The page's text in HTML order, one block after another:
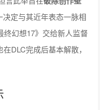
定与其近年表态一脉相
幻想17》交给新人监督
DLC完成后基本解散，